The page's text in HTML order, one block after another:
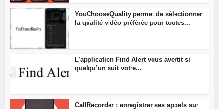
YouChooseQuality permet de sélectionner
la qualité vidéo préférée pour toutes...
L’application Find Alert vous avertit si
quelqu’un suit votre...
CallRecorder : enregistrer ses appels sur